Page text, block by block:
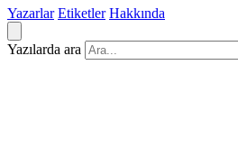
Yazarlar Etiketler Hakkında
Yazılarda ara